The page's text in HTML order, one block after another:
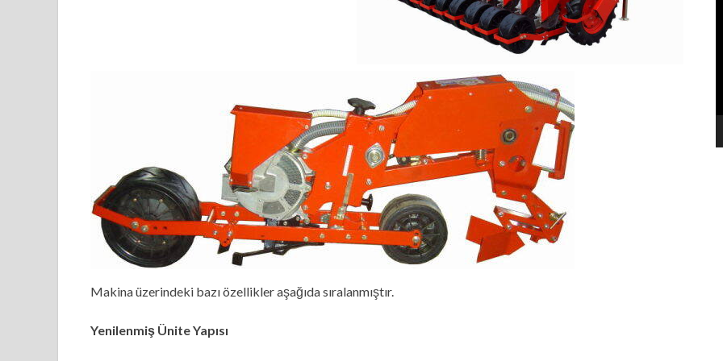
Makina üzerindeki bazı özellikler aşağıda sıralanmıştır.
Yenilenmiş Ünite Yapısı